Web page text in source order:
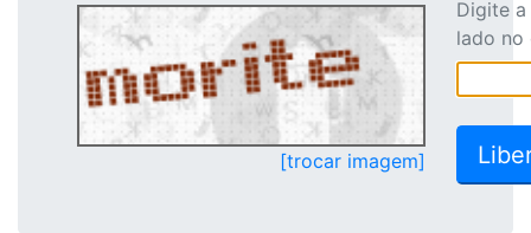
[trocar imagem]
Digite
lado no